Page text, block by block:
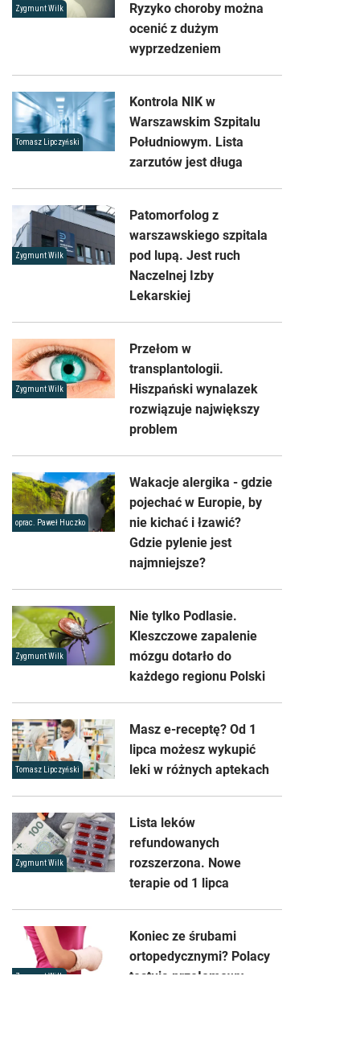
Zygmunt Wilk
Ryzyko choroby można
ocenić z dużym
wyprzedzeniem
Tomasz Lipczyński
Kontrola NIK w
Warszawskim Szpitalu
Południowym. Lista
zarzutów jest długa
Zygmunt Wilk
Patomorfolog z
warszawskiego szpitala
pod lupą. Jest ruch
Naczelnej Izby
Lekarskiej
Zygmunt Wilk
Przełom w
transplantologii.
Hiszpański wynalazek
rozwiązuje największy
problem
oprac. Paweł Huczko
Wakacje alergika - gdzie
pojechać w Europie, by
nie kichać i łzawić?
Gdzie pylenie jest
najmniejsze?
Zygmunt Wilk
Nie tylko Podlasie.
Kleszczowe zapalenie
mózgu dotarło do
każdego regionu Polski
Tomasz Lipczyński
Masz e-receptę? Od 1
lipca możesz wykupić
leki w różnych aptekach
Zygmunt Wilk
Lista leków
refundowanych
rozszerzona. Nowe
terapie od 1 lipca
Zygmunt Wilk
Koniec ze śrubami
ortopedycznymi? Polacy
testują przełomowy